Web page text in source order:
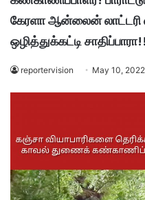
கேரளா ஆன்லைன் லாட்டரி
ஒழித்துக்கட்டி
reportervision May 10, 2022